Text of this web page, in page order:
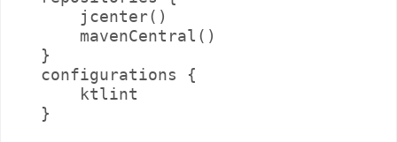
    jcenter()
    mavenCentral()
}
configurations {
    ktlint
}